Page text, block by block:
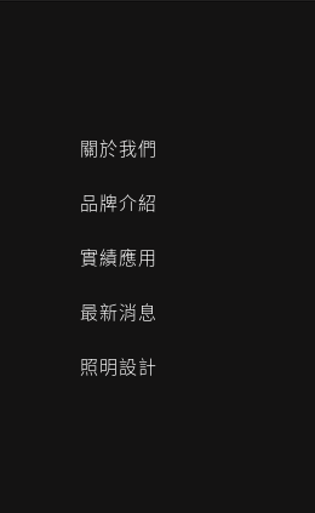
關於我們
品牌介紹
實績應用
最新消息
照明設計